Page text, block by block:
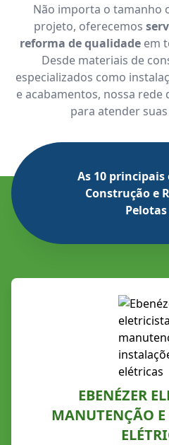
Não importa o tamanho
projeto, oferecemos
reforma de qualidade em
Desde materiais de
especializados como
e acabamentos, nossa
para atender
As 10 principais
Construção e
Pelotas
EBENÉZER
MANUTENÇÃO